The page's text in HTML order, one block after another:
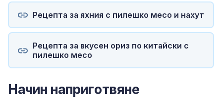
Рецепта за яхния с пилешко месо и нахут
Рецепта за вкусен ориз по китайски с
пилешко месо
Начин наприготвяне